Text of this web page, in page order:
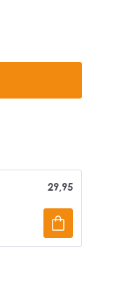
29,95